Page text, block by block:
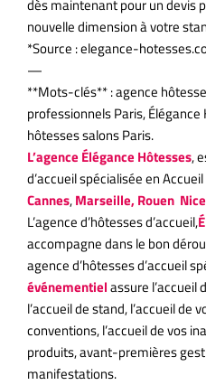
dès maintenant pour un devis
nouvelle dimension à votre
*Source : elegance-
—
**Mots-clés** : agence
professionnels Paris,
hôtesses salons Paris.
L’agenceÉléganceHôtesses,
d’accueil spécialisée en
Cannes,Marseille, Rouen Nice
L’agence d’hôtesses d’accueil,
accompagne dans le bon
agence d’hôtesses d’accueil
événementielassure l’accueil
l’accueil de stand, l’accueil de
conventions, l’accueil de vos
produits, avant-premières
manifestations.